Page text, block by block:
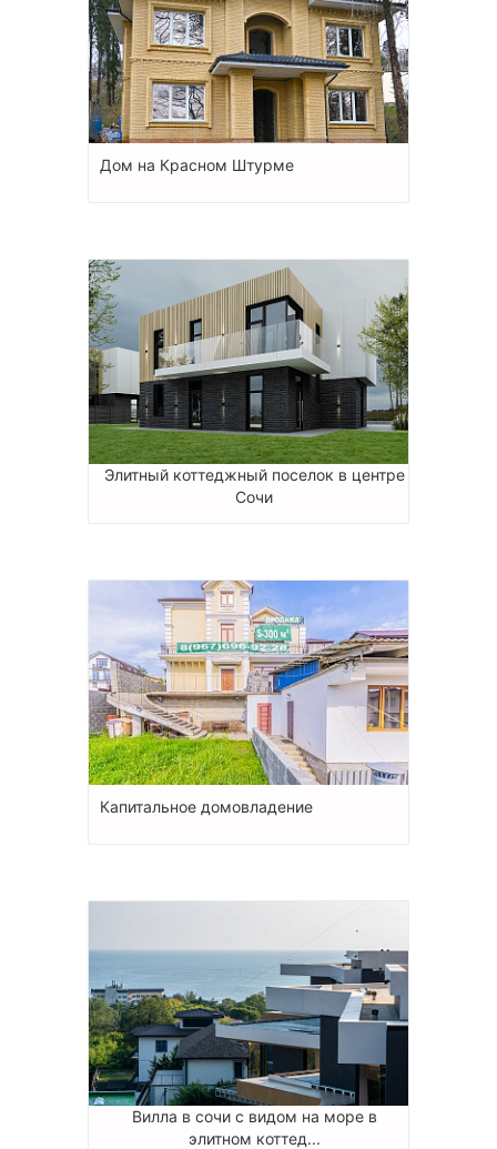
Дом на Красном Штурме
Элитный коттеджный поселок в центре
Сочи
Капитальное домовладение
Вилла в сочи с видом на море в
элитном коттед...